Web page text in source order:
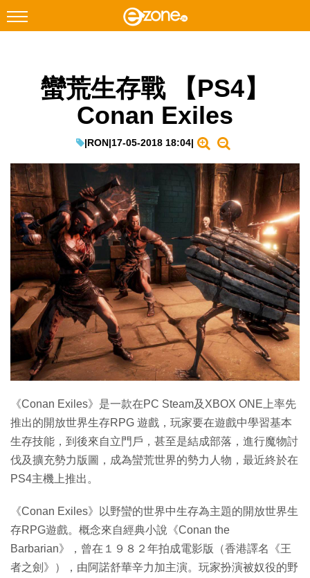
Facebook Instagram
遊戲動漫
教學評測
EduTech
IT Times
生成式AI與雲端應用
Enterprise Digital Transformation
特集
蠻荒生存戰 【PS4】
Conan Exiles
|RON|17-05-2018 18:04|
《Conan Exiles》是一款在PC Steam及XBOX ONE上率先
推出的開放世界生存RPG 遊戲，玩家要在遊戲中學習基本
生存技能，到後來自立門戶，甚至是結成部落，進行魔物討
伐及擴充勢力版圖，成為蠻荒世界的勢力人物，最近終於在
PS4主機上推出。
《Conan Exiles》以野蠻的世界中生存為主題的開放世界生
存RPG遊戲。概念來自經典小說《Conan the
Barbarian》，曾在１９８２年拍成電影版（香港譯名《王
者之劍》），由阿諾舒華辛力加主演。玩家扮演被奴役的野